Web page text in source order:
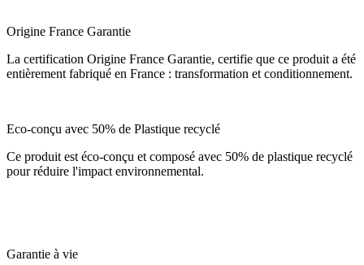
Origine France Garantie
La certification Origine France Garantie, certifie que ce produit a été
entièrement fabriqué en France : transformation et conditionnement.
Eco-conçu avec 50% de Plastique recyclé
Ce produit est éco-conçu et composé avec 50% de plastique recyclé
pour réduire l'impact environnemental.
Garantie à vie